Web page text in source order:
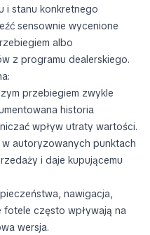
i stanu konkretnego
sensownie wycenione
albo
z programu dealerskiego.
przebiegiem zwykle
historia
wpływ utraty wartości.
w autoryzowanych punktach
i daje kupującemu
nawigacja,
często wpływają na
wersja.